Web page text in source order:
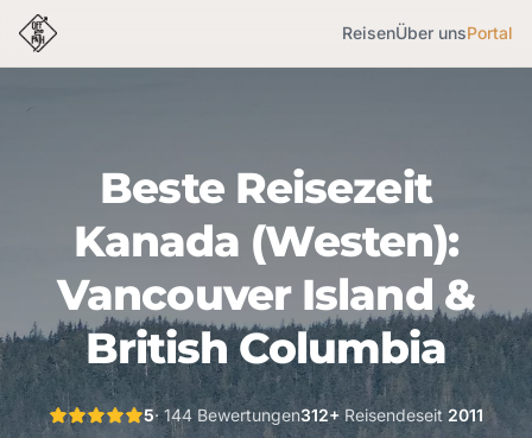
ReisenÜber unsPortal
Beste Reisezeit
Kanada (Westen):
Vancouver Island &
British Columbia
5· 144 Bewertungen312+Reisendeseit 2011